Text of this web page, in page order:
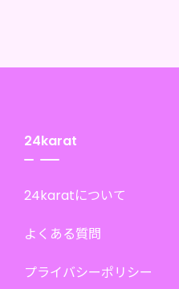
24karat
24karatについて
よくある質問
プライバシーポリシー